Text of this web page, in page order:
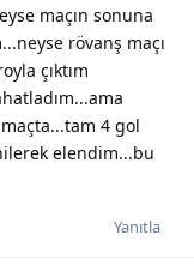
maçın sonuna
rövanş maçı
çıktım
4 gol
elendim...bu
Yanıtla